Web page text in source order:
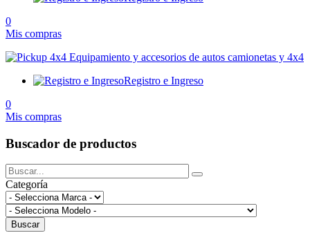
0
Mis compras
Registro e Ingreso
0
Mis compras
Buscador de productos
Categoría
Buscar